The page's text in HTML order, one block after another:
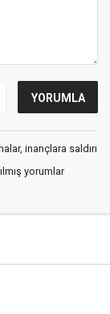
inançlara saldırı
yorumlar